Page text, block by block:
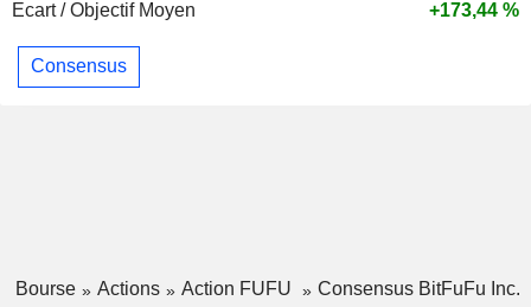
Ecart / Objectif Moyen
+173,44 %
Consensus
Bourse Actions Action FUFU Consensus BitFuFu Inc.